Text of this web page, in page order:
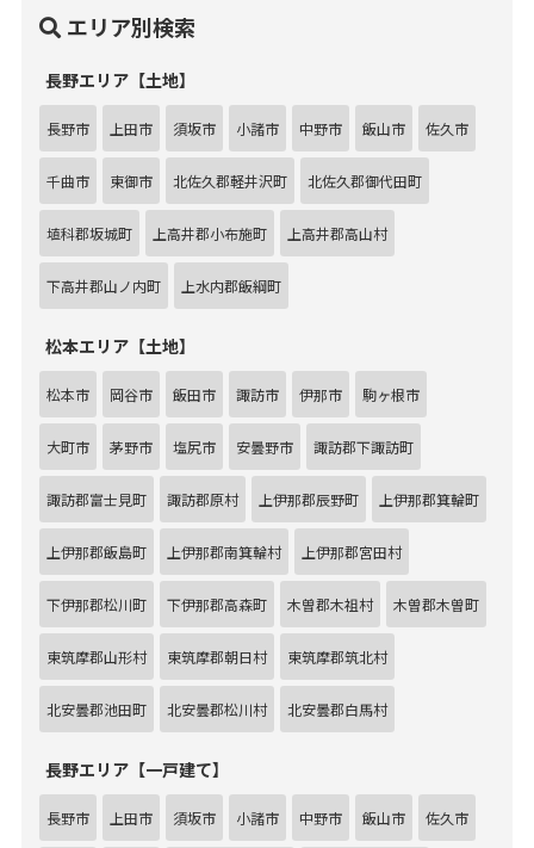
エリア別検索
長野エリア【土地】
長野市 上田市 須坂市 小諸市 中野市 飯山市 佐久市
千曲市 東御市 北佐久郡軽井沢町 北佐久郡御代田町
埴科郡坂城町 上高井郡小布施町 上高井郡高山村
下高井郡山ノ内町 上水内郡飯綱町
松本エリア【土地】
松本市 岡谷市 飯田市 諏訪市 伊那市 駒ヶ根市
大町市 茅野市 塩尻市 安曇野市 諏訪郡下諏訪町
諏訪郡富士見町 諏訪郡原村 上伊那郡辰野町 上伊那郡箕輪町
上伊那郡飯島町 上伊那郡南箕輪村 上伊那郡宮田村
下伊那郡松川町 下伊那郡高森町 木曽郡木祖村 木曽郡木曽町
東筑摩郡山形村 東筑摩郡朝日村 東筑摩郡筑北村
北安曇郡池田町 北安曇郡松川村 北安曇郡白馬村
長野エリア【一戸建て】
長野市 上田市 須坂市 小諸市 中野市 飯山市 佐久市